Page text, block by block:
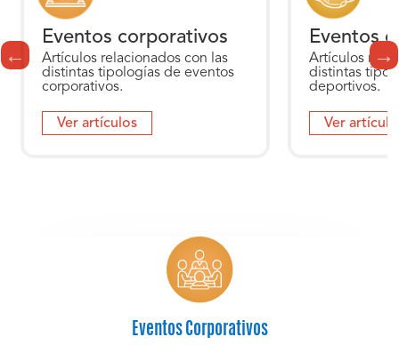
Eventos corporativos
Artículos relacionados con las
distintas tipologías de eventos
corporativos.
Ver artículos
Eventos
Artículos
distintas
deportivos.
Ver
Eventos Corporativos